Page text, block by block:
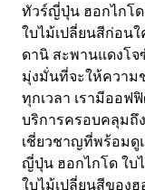
ทัวร์ญี่ปุ่น ฮอกไกโ
ใบไม้เปลี่ยนสีก่อน
ดานิ สะพานแดงโจ
มุ่งมั่นที่จะให้ความ
ทุกเวลา เรามีออฟ
บริการครอบคลุมถึ
เชี่ยวชาญที่พร้อม
ญี่ปุ่น ฮอกไกโด ใบ
ใบไม้เปลี่ยนสีของ